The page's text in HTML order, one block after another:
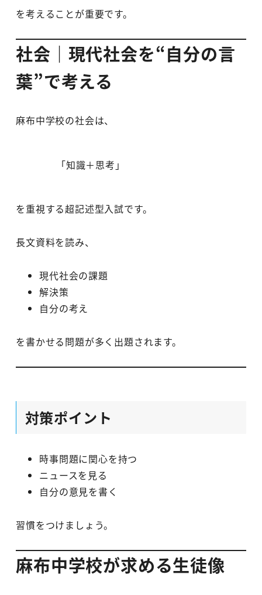
を考えることが重要です。
社会｜現代社会を“自分の言
葉”で考える
麻布中学校の社会は、
「知識＋思考」
を重視する超記述型入試です。
長文資料を読み、
現代社会の課題
解決策
自分の考え
を書かせる問題が多く出題されます。
対策ポイント
時事問題に関心を持つ
ニュースを見る
自分の意見を書く
習慣をつけましょう。
麻布中学校が求める生徒像